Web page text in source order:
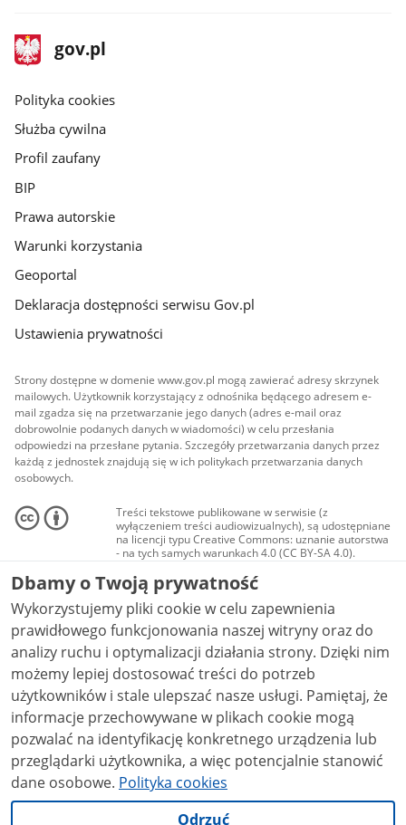
stopka
gov.pl
Strona
gov.pl
gov.pl
Polityka cookies
Służba cywilna
Profil zaufany
BIP
Prawa autorskie
Warunki korzystania
Geoportal
Deklaracja dostępności serwisu Gov.pl
Ustawienia prywatności
Strony dostępne w domenie www.gov.pl mogą zawierać adresy skrzynek
mailowych. Użytkownik korzystający z odnośnika będącego adresem e-
mail zgadza się na przetwarzanie jego danych (adres e-mail oraz
dobrowolnie podanych danych w wiadomości) w celu przesłania
odpowiedzi na przesłane pytania. Szczegóły przetwarzania danych przez
każdą z jednostek znajdują się w ich politykach przetwarzania danych
osobowych.
Treści tekstowe publikowane w serwisie (z
wyłączeniem treści audiowizualnych), są udostępniane
na licencji typu Creative Commons: uznanie autorstwa
- na tych samych warunkach 4.0 (CC BY-SA 4.0).
Materiały audiowizualne, w tym zdjęcia, materiały
audio i wideo, są udostępniane na licencji typu
Creative Commons: uznanie autorstwa użycie
niekomercyjne - bez utworów zależnych 4.0 (CC BY-
NC-ND 4.0), o ile nie jest to stwierdzone inaczej.
Dbamy o Twoją prywatność
Wykorzystujemy pliki cookie w celu zapewnienia
prawidłowego funkcjonowania naszej witryny oraz do
analizy ruchu i optymalizacji działania strony. Dzięki nim
możemy lepiej dostosować treści do potrzeb
użytkowników i stale ulepszać nasze usługi. Pamiętaj, że
informacje przechowywane w plikach cookie mogą
pozwalać na identyfikację konkretnego urządzenia lub
przeglądarki użytkownika, a więc potencjalnie stanowić
dane osobowe. Polityka cookies
Odrzuć